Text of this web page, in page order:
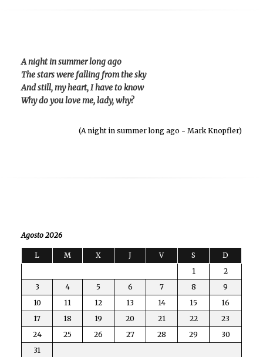
A night in summer long ago
The stars were falling from the sky
And still, my heart, I have to know
Why do you love me, lady, why?
(A night in summer long ago - Mark Knopfler)
Agosto 2026
L M X J V S
D
1
2
3
4 5 6 7 8
9
10
11 12 13 14 15
16
17
18 19 20 21 22
23
24
25 26 27 28 29
30
31